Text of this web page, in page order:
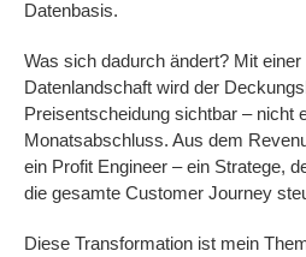
Datenbasis.
Was sich dadurch ändert? Mit einer
Datenlandschaft wird der
Preisentscheidung sichtbar – nicht
Monatsabschluss. Aus dem
ein Profit Engineer – ein Stratege,
die gesamte Customer Journey
Diese Transformation ist mein